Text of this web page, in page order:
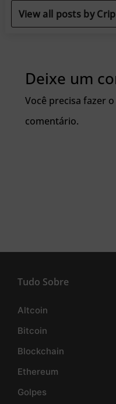
View all posts by
Deixe um
Você precisa fazer o
comentário.
Tudo Sobre
Altcoin
Bitcoin
Blockchain
Ethereum
Golpes